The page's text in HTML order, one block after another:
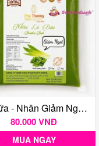
Lá Dứa - Nhân Giảm Ngọt Phú Thương 1Kg
80.000 VNĐ
MUA NGAY